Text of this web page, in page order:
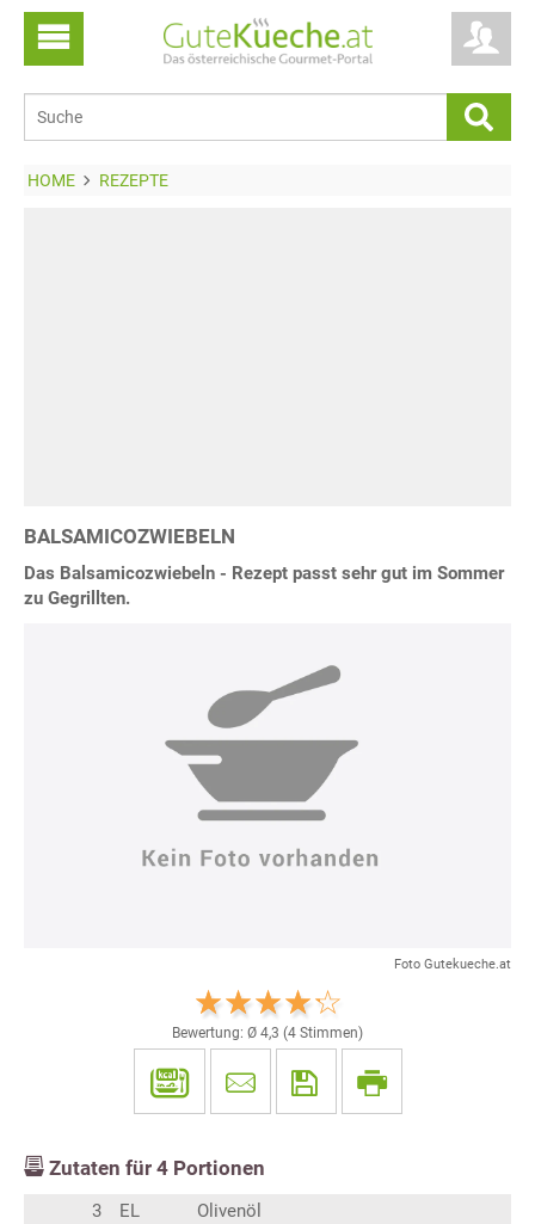
HOME REZEPTE
BALSAMICOZWIEBELN
Das Balsamicozwiebeln - Rezept passt sehr gut im Sommer
zu Gegrillten.
Foto Gutekueche.at
Bewertung: Ø 4,3 (4 Stimmen)
Zutaten für 4 Portionen
3 EL
Olivenöl